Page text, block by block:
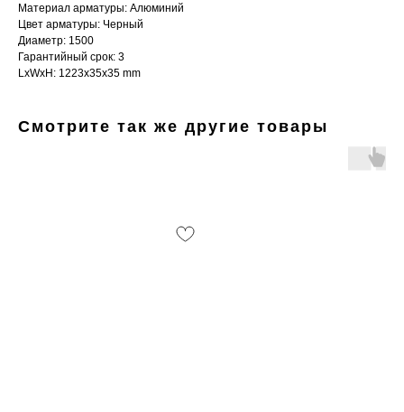
Материал арматуры: Алюминий
Цвет арматуры: Черный
Диаметр: 1500
Гарантийный срок: 3
LxWxH: 1223x35x35 mm
Смотрите так же другие товары